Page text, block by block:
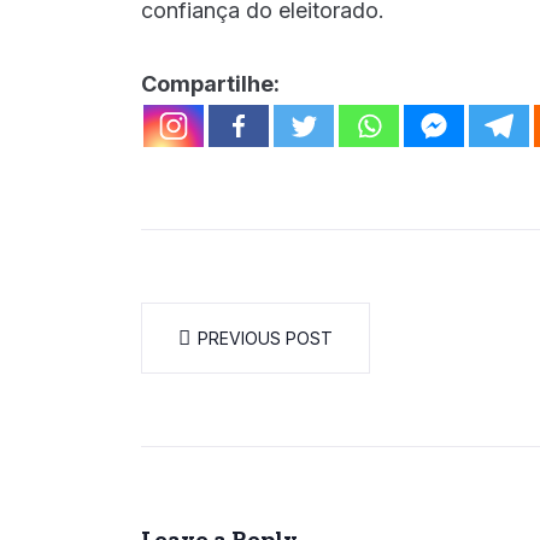
confiança do eleitorado.
Compartilhe:
PREVIOUS POST